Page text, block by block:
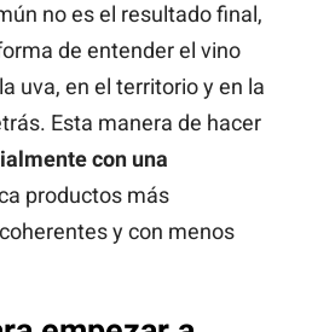
no es el resultado final,
de entender el vino
uva, en el territorio y en la
Esta manera de hacer
con una
productos más
y con menos